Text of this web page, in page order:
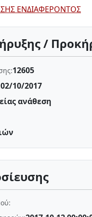
ΕΝΔΙΑΦΕΡΟΝΤΟΣ
/
12605
02/10/2017
ανάθεση